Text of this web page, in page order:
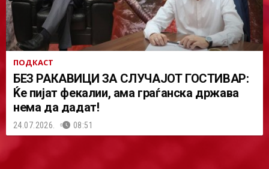
ПОДКАСТ
БЕЗ РАКАВИЦИ ЗА СЛУЧАЈОТ ГОСТИВАР:
Ќе пијат фекалии, ама граѓанска држава
нема да дадат!
24.07.2026. 08:51